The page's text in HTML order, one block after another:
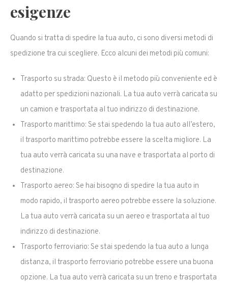
esigenze
Quando si tratta di spedire la tua auto, ci sono diversi metodi di
spedizione tra cui scegliere. Ecco alcuni dei metodi più comuni:
Trasporto su strada: Questo è il metodo più conveniente ed è
adatto per spedizioni nazionali. La tua auto verrà caricata su
un camion e trasportata al tuo indirizzo di destinazione.
Trasporto marittimo: Se stai spedendo la tua auto all’estero,
il trasporto marittimo potrebbe essere la scelta migliore. La
tua auto verrà caricata su una nave e trasportata al porto di
destinazione.
Trasporto aereo: Se hai bisogno di spedire la tua auto in
modo rapido, il trasporto aereo potrebbe essere la soluzione.
La tua auto verrà caricata su un aereo e trasportata al tuo
indirizzo di destinazione.
Trasporto ferroviario: Se stai spedendo la tua auto a lunga
distanza, il trasporto ferroviario potrebbe essere una buona
opzione. La tua auto verrà caricata su un treno e trasportata